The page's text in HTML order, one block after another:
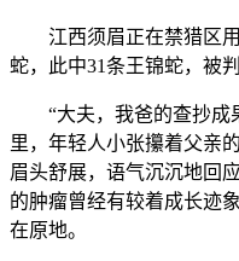
江西须眉正在禁猎区用
蛇，此中31条王锦蛇，被
“大夫，我爸的查抄成
里，年轻人小张攥着父亲
眉头舒展，语气沉沉地回
的肿瘤曾经有较着成长迹
在原地。